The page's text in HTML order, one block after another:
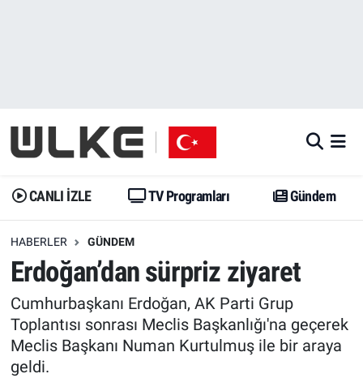
CANLI İZLE TV Programları Gündem
HABERLER GÜNDEM
Erdoğan’dan sürpriz ziyaret
Cumhurbaşkanı Erdoğan, AK Parti Grup
Toplantısı sonrası Meclis Başkanlığı'na geçerek
Meclis Başkanı Numan Kurtulmuş ile bir araya
geldi.
Gündem
Dünya
Erişim Bilgileri
Ekonomi
Trend
Gündem
Trend
Erişim Bilgileri
Spor
Ekonomi
İstanbul Namaz Vakitleri
Trafik Durumu
Erişim Bilgileri
Tüm Manşetler
Son Dakika Haberleri